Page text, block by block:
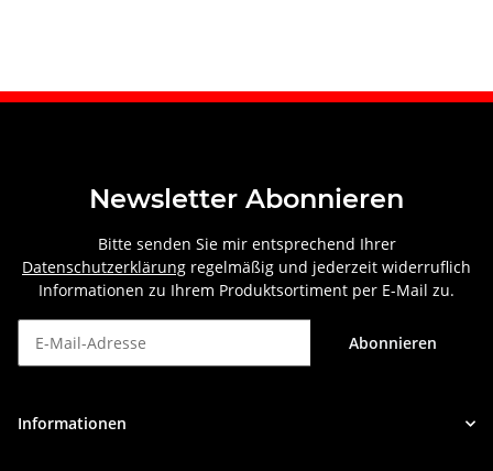
Newsletter Abonnieren
Bitte senden Sie mir entsprechend Ihrer
Datenschutzerklärung regelmäßig und jederzeit widerruflich
Informationen zu Ihrem Produktsortiment per E-Mail zu.
Abonnieren
Informationen